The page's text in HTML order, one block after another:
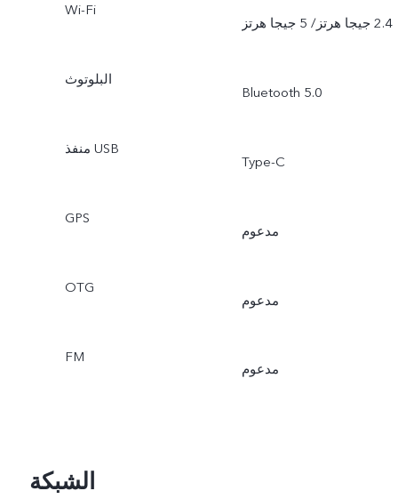
Wi-Fi
‏2.4 جيجا هرتز/ 5 جيجا هرتز
البلوتوث
Bluetooth 5.0
منفذ USB
Type-C
GPS
مدعوم
OTG
مدعوم
FM
مدعوم
الشبكة